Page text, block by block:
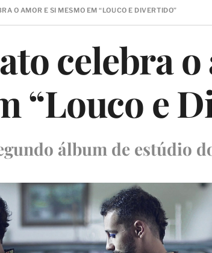
O AMOR E SI MESMO EM “LOUCO E DIVERTIDO”
celebra
“Louco e
álbum de estúdio